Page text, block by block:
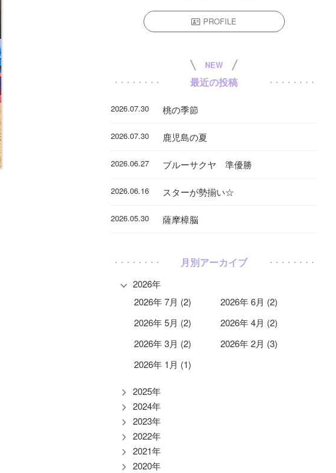
PROFILE
NEW
最近の投稿
2026.07.30 桃の季節
2026.07.30 鹿児島の夏
2026.06.27 ブルーサクヤ 準優勝
2026.06.16 スターが勢揃い☆
2026.05.30 薩摩樟脳
月別アーカイブ
2026年
2026年 7月 (2)
2026年 6月 (2)
2026年 5月 (2)
2026年 4月 (2)
2026年 3月 (2)
2026年 2月 (3)
2026年 1月 (1)
2025年
2024年
2023年
2022年
2021年
2020年